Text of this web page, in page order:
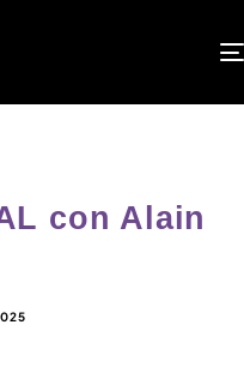
con Alain